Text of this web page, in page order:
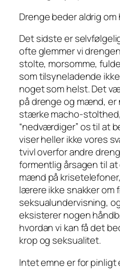
Drenge beder aldrig
Det sidste er
ofte glemmer vi
stolte, morsomme,
som tilsyneladende
noget som helst. Det
på drenge og mænd, er
stærke macho-
“nedværdiger” os til at
viser heller ikke vores
tvivl overfor andre
formentlig årsagen til
mænd på
lærere ikke snakker om
seksualundervisning,
eksisterer nogen
hvordan vi kan få det
krop og seksualitet.
Intet emne er for pinligt